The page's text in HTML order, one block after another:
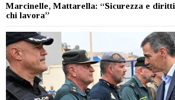
Marcinelle, Mattarella: “Sicurezza e
chi lavora”